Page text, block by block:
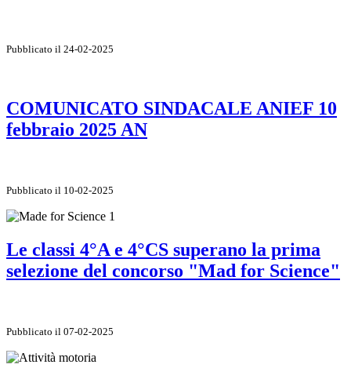
Pubblicato il 24-02-2025
COMUNICATO SINDACALE ANIEF 10
febbraio 2025 AN
Pubblicato il 10-02-2025
Le classi 4°A e 4°CS superano la prima
selezione del concorso "Mad for Science"
Pubblicato il 07-02-2025